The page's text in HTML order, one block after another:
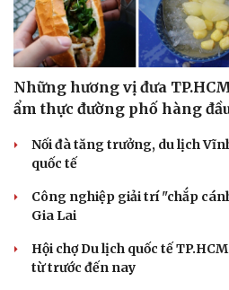
Những hương vị đưa
ẩm thực đường phố hàng
Nối đà tăng trưởng, du lịch
quốc tế
Công nghiệp giải trí "chắp
Gia Lai
Hội chợ Du lịch quốc tế
từ trước đến nay